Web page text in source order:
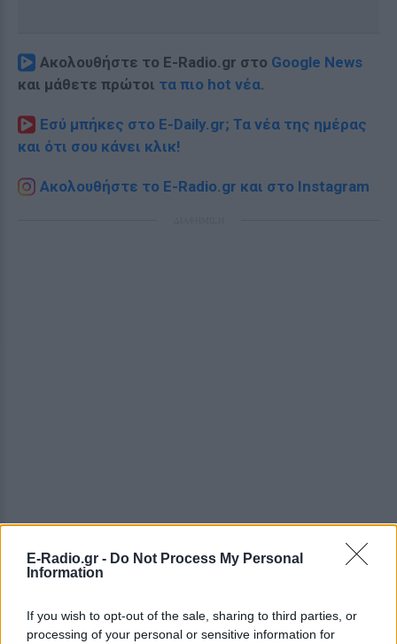
E-Radio.gr - Do Not Process My Personal
Information
If you wish to opt-out of the sale, sharing to third parties, or
processing of your personal or sensitive information for
Ακολουθήστε το E-Radio.gr στο Google News
και μάθετε πρώτοι τα πιο hot νέα.
Εσύ μπήκες στο E-Daily.gr; Τα νέα της ημέρας
και ότι σου κάνει κλικ!
Ακολουθήστε το E-Radio.gr και στο Instagram